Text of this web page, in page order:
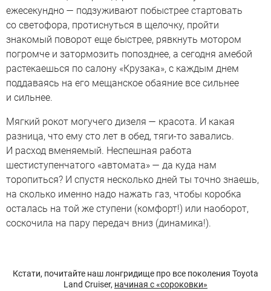
ежесекундно — подзуживают побыстрее стартовать
со светофора, протиснуться в щелочку, пройти
знакомый поворот еще быстрее, рявкнуть мотором
погромче и затормозить попозднее, а сегодня амебой
растекаешься по салону «Крузака», с каждым днем
поддаваясь на его мещанское обаяние все сильнее
и сильнее.
Мягкий рокот могучего дизеля — красота. И какая
разница, что ему сто лет в обед, тяги-то завались.
И расход вменяемый. Неспешная работа
шестиступенчатого «автомата» — да куда нам
торопиться? И спустя несколько дней ты точно знаешь,
на сколько именно надо нажать газ, чтобы коробка
осталась на той же ступени (комфорт!) или наоборот,
соскочила на пару передач вниз (динамика!).
Кстати, почитайте наш лонгридище про все поколения Toyota
Land Cruiser, начиная с «сороковки»